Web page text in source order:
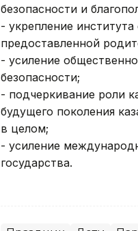
безопасности и
- укрепление
предоставленной
- усиление
безопасности;
- подчеркивание роли
будущего поколения
в целом;
- усиление
государства.